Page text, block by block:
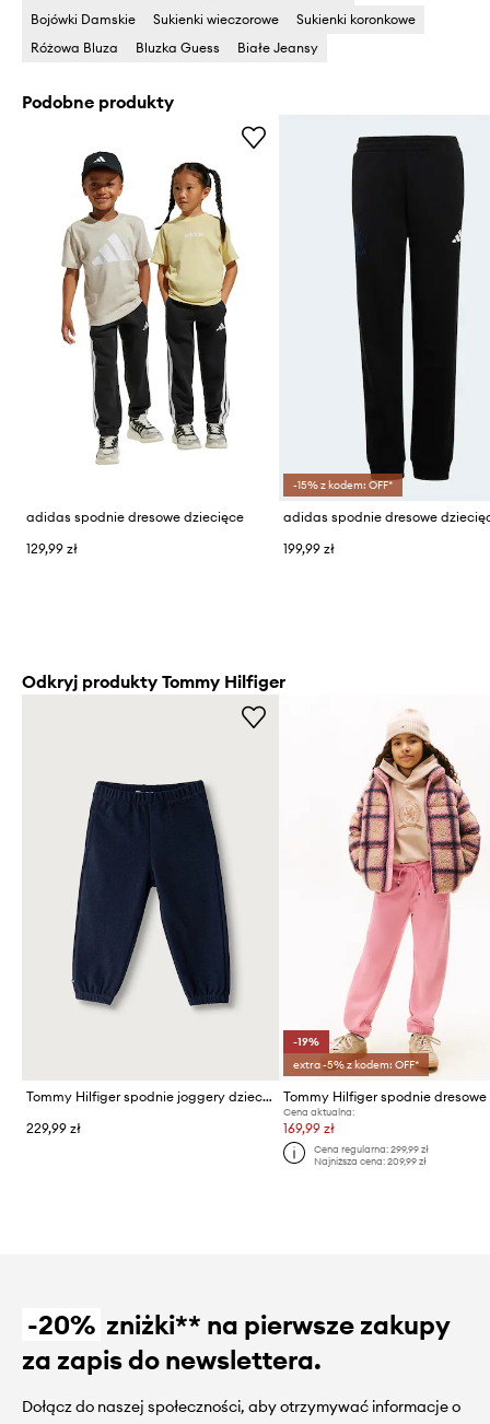
Bojówki Damskie
Sukienki wieczorowe
Sukienki koronkowe
Różowa Bluza
Bluzka Guess Białe Jeansy
Podobne produkty
adidas spodnie dresowe dziecięce
129,99 zł
-15% z kodem: OFF*
199,99 zł
Odkryj produkty Tommy Hilfiger
Tommy Hilfiger spodnie joggery dziecięce bawełniane z elastanem
229,99 zł
-19%
extra -5% z kodem: OFF*
Cena aktualna:
169,99 zł
Cena regularna: 299,99 zł
Najniższa cena: 209,99 zł
-20% zniżki** na pierwsze zakupy
za zapis do newslettera.
Dołącz do naszej społeczności, aby otrzymywać informacje o